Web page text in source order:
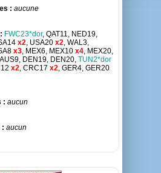
: aucune
FWC23*dor, QAT11, NED19,
x2, USA20 x2, WAL3,
x3, MEX6, MEX10 x4, MEX20,
DEN19, DEN20, TUN2*dor
x2, CRC17 x2, GER4, GER20
: aucun
: aucun